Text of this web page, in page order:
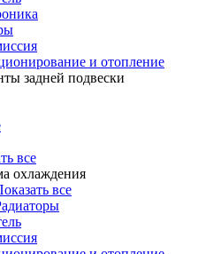
и отопление
задней подвески
все
охлаждения
все